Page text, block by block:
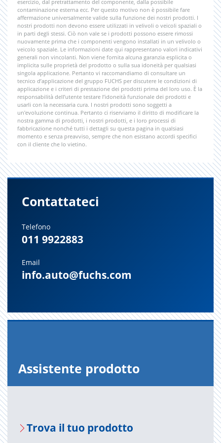
esercizio, dal pretrattamento del componente, dalla possibile
contaminazione esterna ecc. Per questo motivo non è possibile fare
affermazione universalmente valide sulla funzione dei nostri prodotti. I
nostri prodotti non devono essere utilizzati in velivoli o veicoli spaziali o
in parti degli stessi. Ciò non vale se i prodotti possono essere rimossi
nuovamente prima che i componenti vengono installati in un velivolo o
veicolo spaziale. Le informazioni date qui rappresentano valori indicativi
generali non vincolanti. Non viene fornita alcuna garanzia esplicita o
implicita sulle proprietà del prodotto o sulla sua idoneità per qualsiasi
singola applicazione. Pertanto vi raccomandiamo di consultare un
tecnico d’applicazione del gruppo FUCHS per discutere le condizioni di
applicazione e i criteri di prestazione dei prodotti prima del loro uso. È la
responsabilità dell’utente testare l’idoneità funzionale dei prodotti e
usarli con la necessaria cura. I nostri prodotti sono soggetti a
un'evoluzione continua. Pertanto ci riserviamo il diritto di modificare la
nostra gamma di prodotti, i nostri prodotti, e i loro processi di
fabbricazione nonché tutti i dettagli su questa pagina in qualsiasi
momento e senza preavviso, sempre che non esistano accordi specifici
con il cliente che lo vietino.
Contattateci
Telefono
011 9922883
Email
info.auto@fuchs.com
As­si­sten­te pro­dot­to
Trova il tuo pro­dot­to